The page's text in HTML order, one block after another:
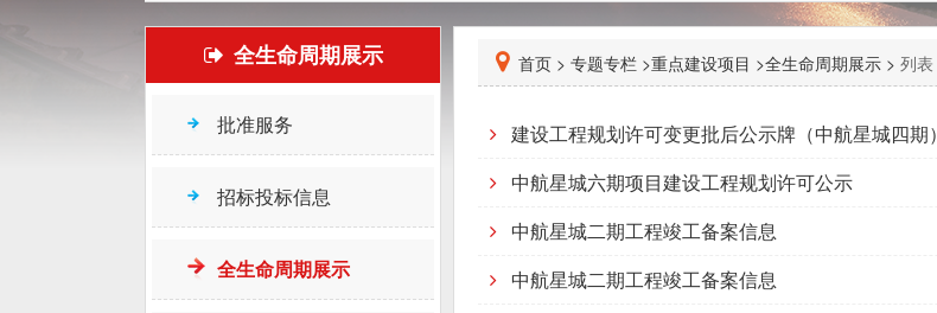
全生命周期展示
批准服务
招标投标信息
全生命周期展示
首页 > 专题专栏 >重点建设项目 >全生命周期展示 > 列表
建设工程规划许可变更批后公示牌（中航星城四期）
中航星城六期项目建设工程规划许可公示
中航星城二期工程竣工备案信息
中航星城二期工程竣工备案信息